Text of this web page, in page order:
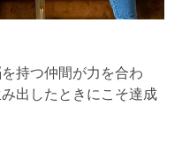
持つ仲間が力を合わ
出したときにこそ達成